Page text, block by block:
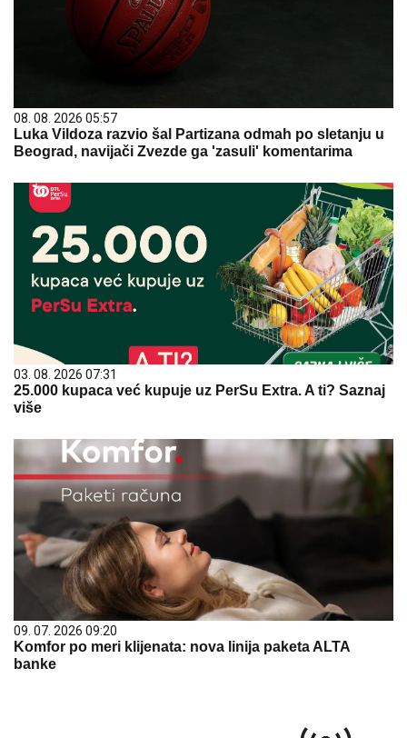
08. 08. 2026 05:57
Luka Vildoza razvio šal Partizana odmah po sletanju u
Beograd, navijači Zvezde ga 'zasuli' komentarima
03. 08. 2026 07:31
25.000 kupaca već kupuje uz PerSu Extra. A ti? Saznaj
više
09. 07. 2026 09:20
Komfor po meri klijenata: nova linija paketa ALTA
banke